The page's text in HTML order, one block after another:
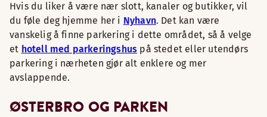
Hvis du liker å være nær slott, kanaler og butikker, vil
du føle deg hjemme her i Nyhavn. Det kan være
vanskelig å finne parkering i dette området, så å velge
et hotell med parkeringshus på stedet eller utendørs
parkering i nærheten gjør alt enklere og mer
avslappende.
ØSTERBRO OG PARKEN